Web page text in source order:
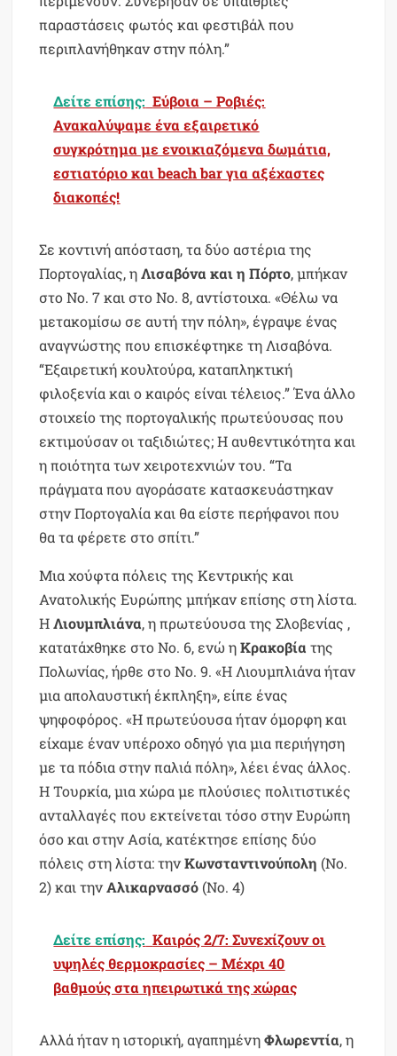
παραστάσεις φωτός και φεστιβάλ που
περιπλανήθηκαν στην πόλη.”
Δείτε επίσης: Εύβοια – Ροβιές:
Ανακαλύψαμε ένα εξαιρετικό
συγκρότημα με ενοικιαζόμενα δωμάτια,
εστιατόριο και beach bar για αξέχαστες
διακοπές!
Σε κοντινή απόσταση, τα δύο αστέρια της
Πορτογαλίας, ηΛισαβόνα και η Πόρτο, μπήκαν
στο Νο. 7 και στο Νο. 8, αντίστοιχα. «Θέλω να
μετακομίσω σε αυτή την πόλη», έγραψε ένας
αναγνώστης που επισκέφτηκε τη Λισαβόνα.
“Εξαιρετική κουλτούρα, καταπληκτική
φιλοξενία και ο καιρός είναι τέλειος.” Ένα άλλο
στοιχείο της πορτογαλικής πρωτεύουσας που
εκτιμούσαν οι ταξιδιώτες; Η αυθεντικότητα και
η ποιότητα των χειροτεχνιών του. “Τα
πράγματα που αγοράσατε κατασκευάστηκαν
στην Πορτογαλία και θα είστε περήφανοι που
θα τα φέρετε στο σπίτι.”
Μια χούφτα πόλεις της Κεντρικής και
Ανατολικής Ευρώπης μπήκαν επίσης στη λίστα.
ΗΛιουμπλιάνα, η πρωτεύουσα της Σλοβενίας ,
κατατάχθηκε στο Νο. 6, ενώ ηΚρακοβία της
Πολωνίας, ήρθε στο Νο. 9. «Η Λιουμπλιάνα ήταν
μια απολαυστική έκπληξη», είπε ένας
ψηφοφόρος. «Η πρωτεύουσα ήταν όμορφη και
είχαμε έναν υπέροχο οδηγό για μια περιήγηση
με τα πόδια στην παλιά πόλη», λέει ένας άλλος.
Η Τουρκία, μια χώρα με πλούσιες πολιτιστικές
ανταλλαγές που εκτείνεται τόσο στην Ευρώπη
όσο και στην Ασία, κατέκτησε επίσης δύο
πόλεις στη λίστα: τηνΚωνσταντινούπολη (Νο.
2) και τηνΑλικαρνασσό (Νο. 4)
Δείτε επίσης: Καιρός 2/7: Συνεχίζουν οι
υψηλές θερμοκρασίες – Μέχρι 40
βαθμούς στα ηπειρωτικά της χώρας
Αλλά ήταν η ιστορική, αγαπημένηΦλωρεντία, η